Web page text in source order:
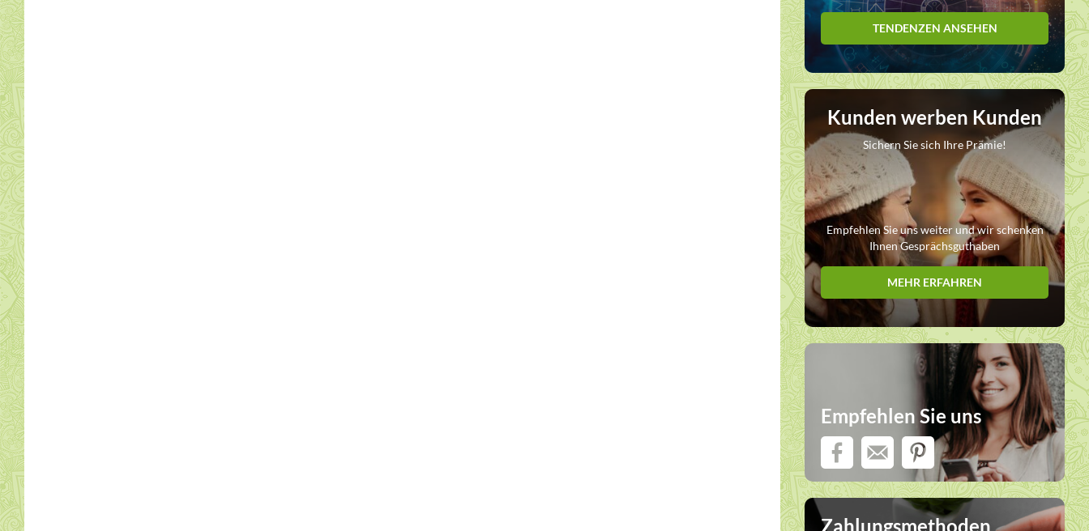
TENDENZEN ANSEHEN
Kunden werben Kunden
Sichern Sie sich Ihre Prämie!
Empfehlen Sie uns weiter und wir schenken
Ihnen Gesprächsguthaben
MEHR ERFAHREN
Empfehlen Sie uns
Zahlungsmethoden